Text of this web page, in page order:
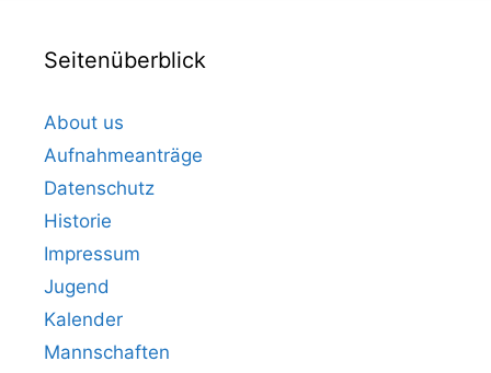
Seitenüberblick
About us
Aufnahmeanträge
Datenschutz
Historie
Impressum
Jugend
Kalender
Mannschaften